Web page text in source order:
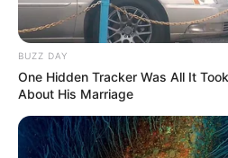
BUZZ DAY
One Hidden Tracker Was All It
About His Marriage